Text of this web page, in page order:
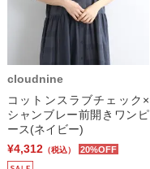
cloudnine
コットンスラブチェック×
シャンブレー前開きワンピ
ース(ネイビー)
¥4,312 （税込） 20%OFF